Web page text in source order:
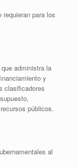
para los
administra la
y
clasificadores
públicos.
al